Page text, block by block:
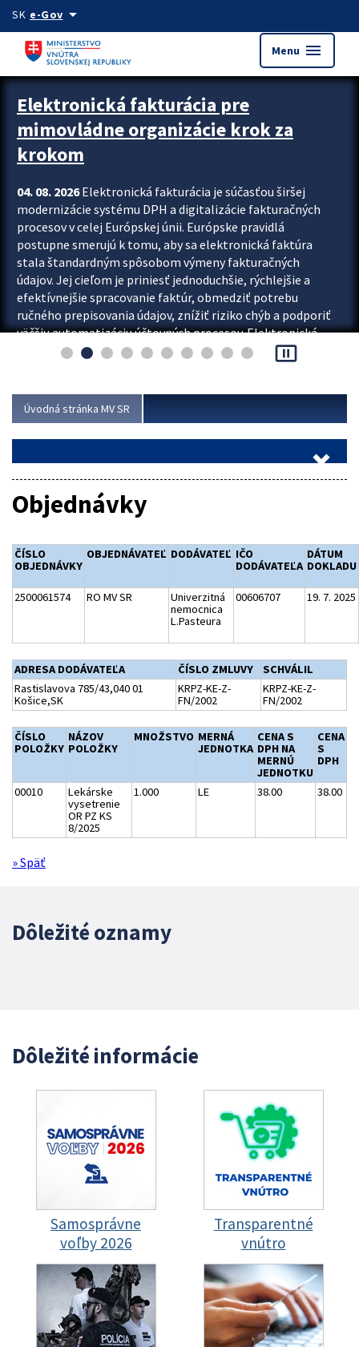
Preskocit na hlavný obsah
SK e-Govarrow_drop_down
Menu menu
Zastavit automatický posun upútavok
Elektronická fakturácia pre
mimovládne organizácie krok za
krokom
04. 08. 2026Elektronická fakturácia je súčasťou širšej
modernizácie systému DPH a digitalizácie fakturačných
procesov v celej Európskej únii. Európske pravidlá
postupne smerujú k tomu, aby sa elektronická faktúra
stala štandardným spôsobom výmeny fakturačných
údajov. Jej cieľom je priniesť jednoduchšie, rýchlejšie a
efektívnejšie spracovanie faktúr, obmedziť potrebu
ručného prepisovania údajov, znížiť riziko chýb a podporiť
väčšiu automatizáciu účtovných procesov. Elektronická
fakturácia preto nepredstavuje...
pause_presentation
Úvodná stránka MV SR
Objednávky
ČÍSLO
OBJEDNÁVKY
OBJEDNÁVATEĽ DODÁVATEĽ IČO
DODÁVATEĽA
DÁTUM
DOKLADU
2500061574 RO MV SR
Univerzitná
nemocnica
L.Pasteura
00606707 19. 7. 2025
ADRESA DODÁVATEĽA ČÍSLO ZMLUVY
SCHVÁLIL
Rastislavova 785/43,040 01
Košice,SK
KRPZ-KE-Z-
FN/2002
KRPZ-KE-Z-
FN/2002
ČÍSLO
POLOŽKY
NÁZOV
POLOŽKY
MNOŽSTVO MERNÁ
JEDNOTKA
CENA S
DPH NA
MERNÚ
JEDNOTKU
CENA
S
DPH
00010
Lekárske
vysetrenie
OR PZ KS
8/2025
1.000 LE 38.00 38.00
» Späť
Dôležité oznamy
Dôležité informácie
Samosprávne
voľby 2026
Transparentné
vnútro